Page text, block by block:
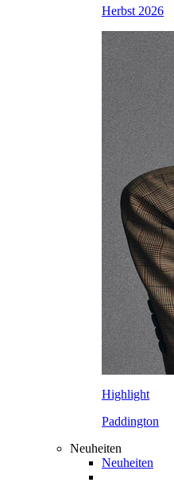
Herbst 2026
Highlight
Paddington
Neuheiten
Neuheiten